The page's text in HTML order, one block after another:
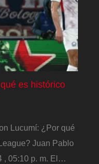
es histórico
Lucumí: ¿Por qué
Juan Pablo
, 05:10 p. m. El…